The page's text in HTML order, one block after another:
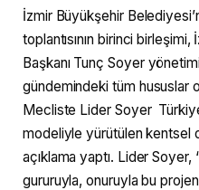
İzmir Büyükşehir
toplantısının birinci
Başkanı Tunç Soyer
gündemindeki tüm hususlar
Mecliste Lider Soyer
modeliyle yürütülen kentsel
açıklama yaptı. Lider
gururuyla, onuruyla bu